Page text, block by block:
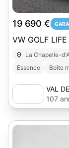
19 690 €
VW GOLF
La Chapelle-
Essence
Boîte
VAL
107